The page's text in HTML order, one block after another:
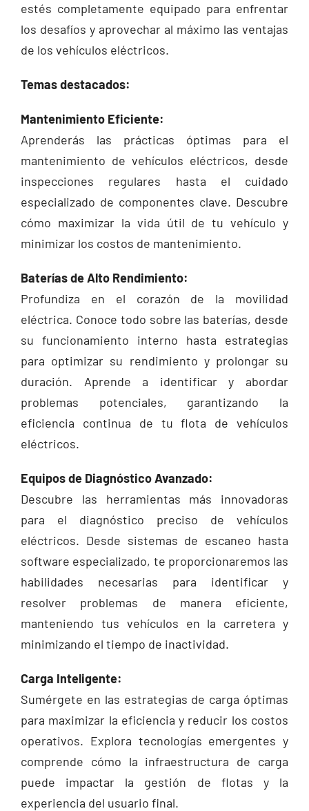
estés completamente equipado para enfrentar
los desafíos y aprovechar al máximo las ventajas
de los vehículos eléctricos.
Temas destacados:
Mantenimiento Eficiente:
Aprenderás las prácticas óptimas para el
mantenimiento de vehículos eléctricos, desde
inspecciones regulares hasta el cuidado
especializado de componentes clave. Descubre
cómo maximizar la vida útil de tu vehículo y
minimizar los costos de mantenimiento.
Baterías de Alto Rendimiento:
Profundiza en el corazón de la movilidad
eléctrica. Conoce todo sobre las baterías, desde
su funcionamiento interno hasta estrategias
para optimizar su rendimiento y prolongar su
duración. Aprende a identificar y abordar
problemas potenciales, garantizando la
eficiencia continua de tu flota de vehículos
eléctricos.
Equipos de Diagnóstico Avanzado:
Descubre las herramientas más innovadoras
para el diagnóstico preciso de vehículos
eléctricos. Desde sistemas de escaneo hasta
software especializado, te proporcionaremos las
habilidades necesarias para identificar y
resolver problemas de manera eficiente,
manteniendo tus vehículos en la carretera y
minimizando el tiempo de inactividad.
Carga Inteligente:
Sumérgete en las estrategias de carga óptimas
para maximizar la eficiencia y reducir los costos
operativos. Explora tecnologías emergentes y
comprende cómo la infraestructura de carga
puede impactar la gestión de flotas y la
experiencia del usuario final.